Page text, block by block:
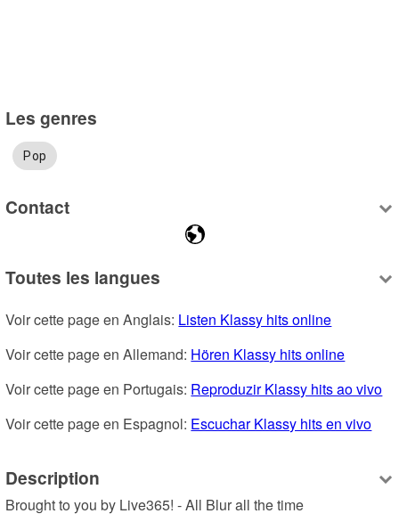
Les genres
Pop
Contact
Toutes les langues
Voir cette page en Anglais: Listen Klassy hits online
Voir cette page en Allemand: Hören Klassy hits online
Voir cette page en Portugais: Reproduzir Klassy hits ao vivo
Voir cette page en Espagnol: Escuchar Klassy hits en vivo
Description
Brought to you by Live365! - All Blur all the time